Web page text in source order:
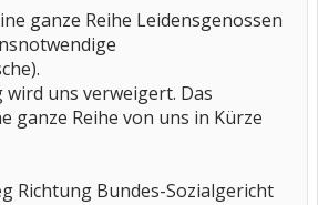
ganze Reihe Leidensgenossen
wird uns verweigert. Das
ganze Reihe von uns in Kürze
Richtung Bundes-Sozialgericht